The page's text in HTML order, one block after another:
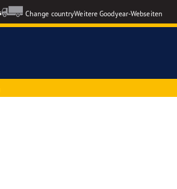
Change countryWeitere Goodyear-Webseiten